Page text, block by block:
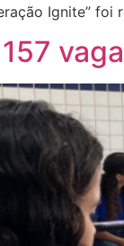
Ignite” foi